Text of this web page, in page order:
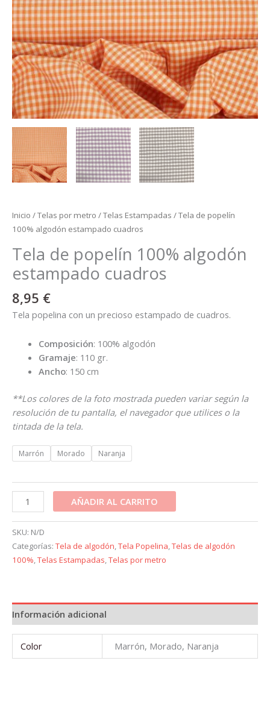
Inicio /Telas por metro /Telas Estampadas / Tela de popelín
100% algodón estampado cuadros
Tela de popelín 100% algodón
estampado cuadros
8,95 €
Tela popelina con un precioso estampado de cuadros.
Composición: 100% algodón
Gramaje: 110 gr.
Ancho: 150 cm
**Los colores de la foto mostrada pueden variar según la
resolución de tu pantalla, el navegador que utilices o la
tintada de la tela.
Marrón Morado Naranja
AÑADIR AL CARRITO
SKU: N/D
Categorías: Tela de algodón,Tela Popelina,Telas de algodón
100%,Telas Estampadas,Telas por metro
Información adicional
Color Marrón, Morado, Naranja